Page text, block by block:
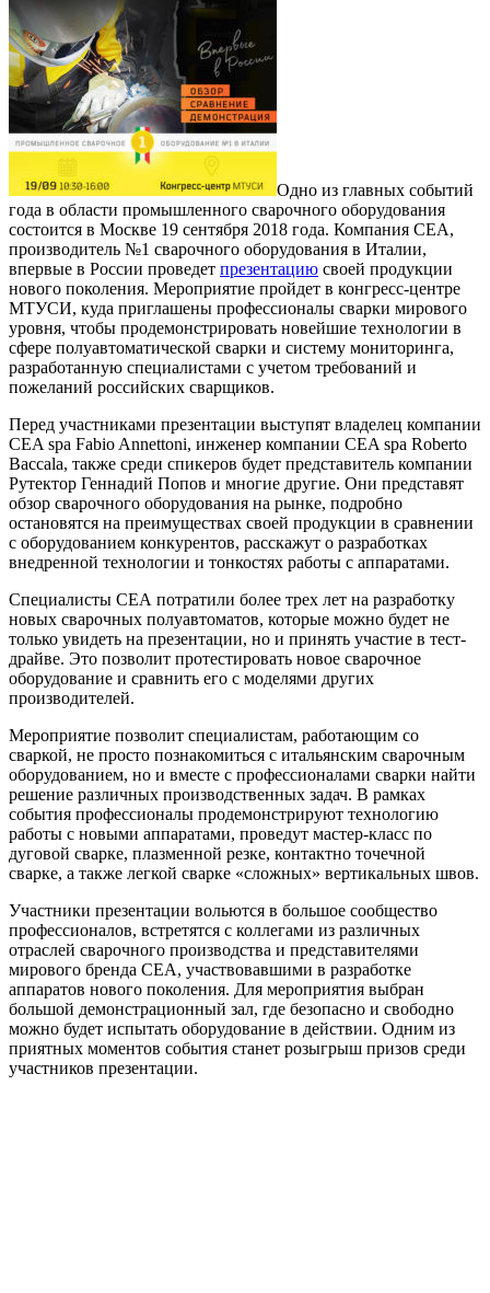
Одно из главных событий
года в области промышленного сварочного оборудования
состоится в Москве 19 сентября 2018 года. Компания СЕА,
производитель №1 сварочного оборудования в Италии,
впервые в России проведет презентацию своей продукции
нового поколения. Мероприятие пройдет в конгресс-центре
МТУСИ, куда приглашены профессионалы сварки мирового
уровня, чтобы продемонстрировать новейшие технологии в
сфере полуавтоматической сварки и систему мониторинга,
разработанную специалистами с учетом требований и
пожеланий российских сварщиков.
Перед участниками презентации выступят владелец компании
CEA spa Fabio Annettoni, инженер компании CEA spa Roberto
Baccala, также среди спикеров будет представитель компании
Рутектор Геннадий Попов и многие другие. Они представят
обзор сварочного оборудования на рынке, подробно
остановятся на преимуществах своей продукции в сравнении
с оборудованием конкурентов, расскажут о разработках
внедренной технологии и тонкостях работы с аппаратами.
Специалисты СЕА потратили более трех лет на разработку
новых сварочных полуавтоматов, которые можно будет не
только увидеть на презентации, но и принять участие в тест-
драйве. Это позволит протестировать новое сварочное
оборудование и сравнить его с моделями других
производителей.
Мероприятие позволит специалистам, работающим со
сваркой, не просто познакомиться с итальянским сварочным
оборудованием, но и вместе с профессионалами сварки найти
решение различных производственных задач. В рамках
события профессионалы продемонстрируют технологию
работы с новыми аппаратами, проведут мастер-класс по
дуговой сварке, плазменной резке, контактно точечной
сварке, а также легкой сварке «сложных» вертикальных швов.
Участники презентации вольются в большое сообщество
профессионалов, встретятся с коллегами из различных
отраслей сварочного производства и представителями
мирового бренда СЕА, участвовавшими в разработке
аппаратов нового поколения. Для мероприятия выбран
большой демонстрационный зал, где безопасно и свободно
можно будет испытать оборудование в действии. Одним из
приятных моментов события станет розыгрыш призов среди
участников презентации.